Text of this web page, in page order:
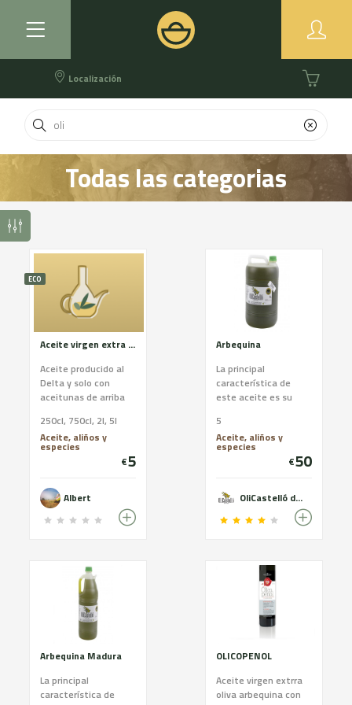
Localización
Todas las categorias
ECO
Aceite virgen extra eco
Aceite producido al
Delta y solo con
aceitunas de arriba
250cl, 750cl, 2l, 5l
Aceite, aliños y
especies
€5
Albert
Arbequina
La principal
característica de
este aceite es su
amargo. En general,
el aceite arbequina
es el adecuado para
extra de sabor suave.
5
Aceite, aliños y
especies
€50
OliCastelló des de 1879
Arbequina Madura
La principal
característica de
OLICOPENOL
Aceite virgen extrra
oliva arbequina con